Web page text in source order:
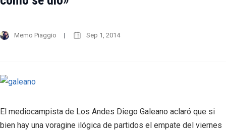
Memo Piaggio Sep 1, 2014
El mediocampista de Los Andes Diego Galeano aclaró que si
bien hay una voragine ilógica de partidos el empate del viernes